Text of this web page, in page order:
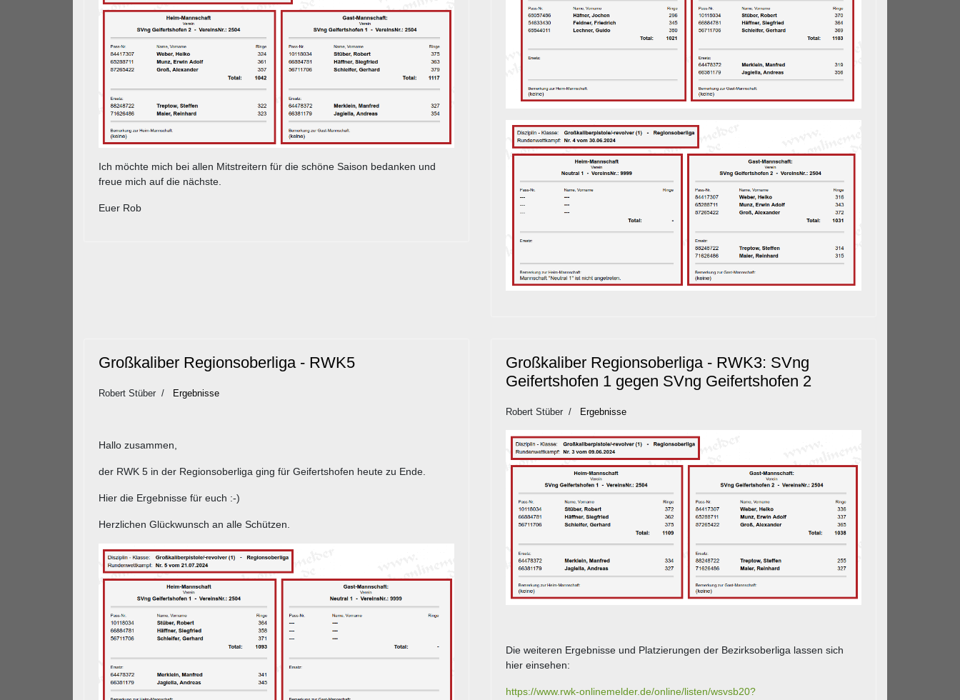
Ich möchte mich bei allen Mitstreitern für die schöne Saison bedanken und
freue mich auf die nächste.
Euer Rob
Großkaliber Regionsoberliga - RWK5
Robert Stüber Ergebnisse
Hallo zusammen,
der RWK 5 in der Regionsoberliga ging für Geifertshofen heute zu Ende.
Hier die Ergebnisse für euch :-)
Herzlichen Glückwunsch an alle Schützen.
Großkaliber Regionsoberliga - RWK3: SVng
Geifertshofen 1 gegen SVng Geifertshofen 2
Robert Stüber Ergebnisse
Die weiteren Ergebnisse und Platzierungen der Bezirksoberliga lassen sich
hier einsehen:
https://www.rwk-onlinemelder.de/online/listen/wsvsb20?